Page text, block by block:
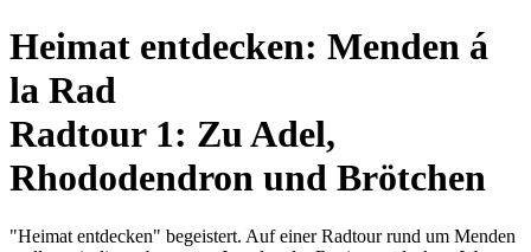
Heimat entdecken: Menden á
la Rad
Radtour 1: Zu Adel,
Rhododendron und Brötchen
"Heimat entdecken" begeistert. Auf einer Radtour rund um Menden